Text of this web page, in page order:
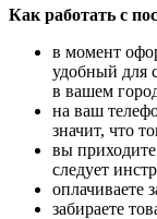
Как работать с
в момент
удобный для
в вашем
на ваш
значит, что
вы
следует
оплачиваете
забираете